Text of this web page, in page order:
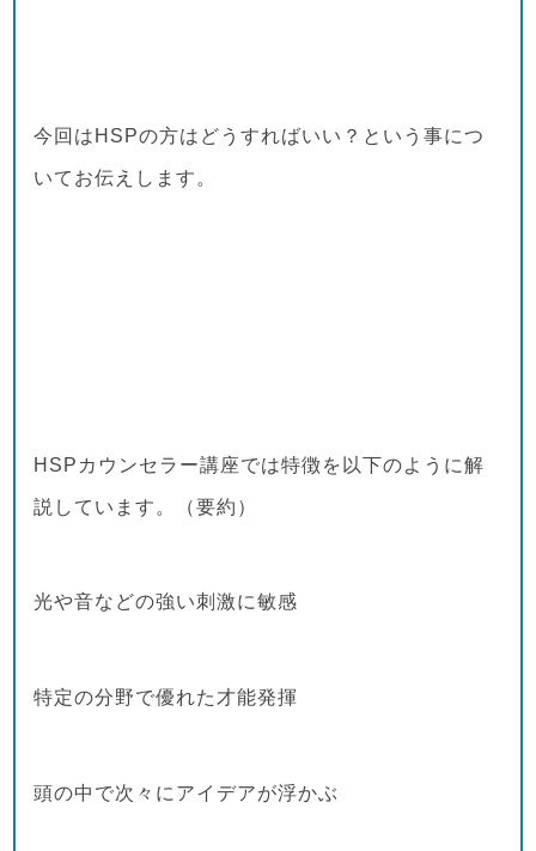
今回はHSPの方はどうすればいい？という事につ
いてお伝えします。
HSPカウンセラー講座では特徴を以下のように解
説しています。（要約）
光や音などの強い刺激に敏感
特定の分野で優れた才能発揮
頭の中で次々にアイデアが浮かぶ